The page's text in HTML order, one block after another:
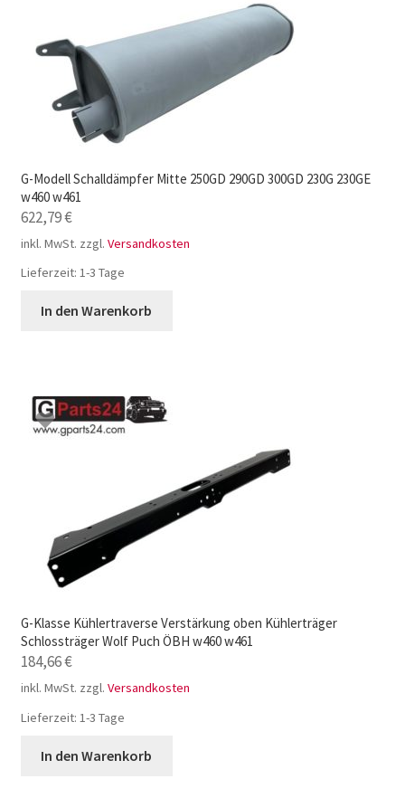
G-Modell Schalldämpfer Mitte 250GD 290GD 300GD 230G 230GE
w460 w461
622,79€
inkl. MwSt. zzgl. Versandkosten
Lieferzeit: 1-3 Tage
In den Warenkorb
G-Klasse Kühlertraverse Verstärkung oben Kühlerträger
Schlossträger Wolf Puch ÖBH w460 w461
184,66€
inkl. MwSt. zzgl. Versandkosten
Lieferzeit: 1-3 Tage
In den Warenkorb